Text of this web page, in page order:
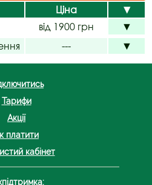
Ціна ▼
від 1900 грн ▼
--- ▼
Тарифи
Акції
платити
кабінет